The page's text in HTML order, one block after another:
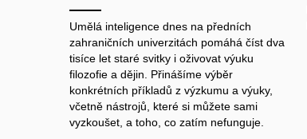
Umělá inteligence dnes na předních
zahraničních univerzitách pomáhá číst dva
tisíce let staré svitky i oživovat výuku
filozofie a dějin. Přinášíme výběr
konkrétních příkladů z výzkumu a výuky,
včetně nástrojů, které si můžete sami
vyzkoušet, a toho, co zatím nefunguje.